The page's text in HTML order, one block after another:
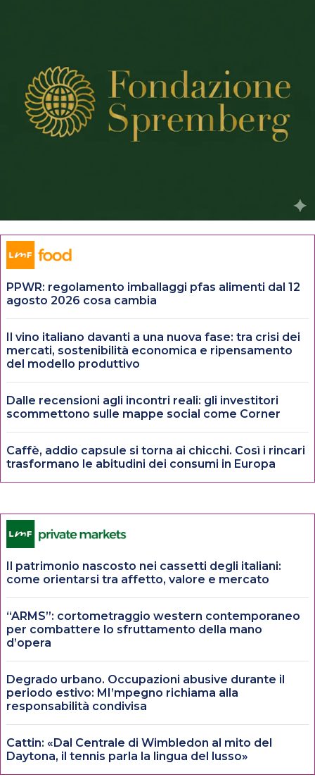
PPWR: regolamento imballaggi pfas alimenti dal 12
agosto 2026 cosa cambia
Il vino italiano davanti a una nuova fase: tra crisi dei
mercati, sostenibilità economica e ripensamento
del modello produttivo
Dalle recensioni agli incontri reali: gli investitori
scommettono sulle mappe social come Corner
Caffè, addio capsule si torna ai chicchi. Così i rincari
trasformano le abitudini dei consumi in Europa
Il patrimonio nascosto nei cassetti degli italiani:
come orientarsi tra affetto, valore e mercato
“ARMS”: cortometraggio western contemporaneo
per combattere lo sfruttamento della mano
d’opera
Degrado urbano. Occupazioni abusive durante il
periodo estivo: MI’mpegno richiama alla
responsabilità condivisa
Cattin: «Dal Centrale di Wimbledon al mito del
Daytona, il tennis parla la lingua del lusso»